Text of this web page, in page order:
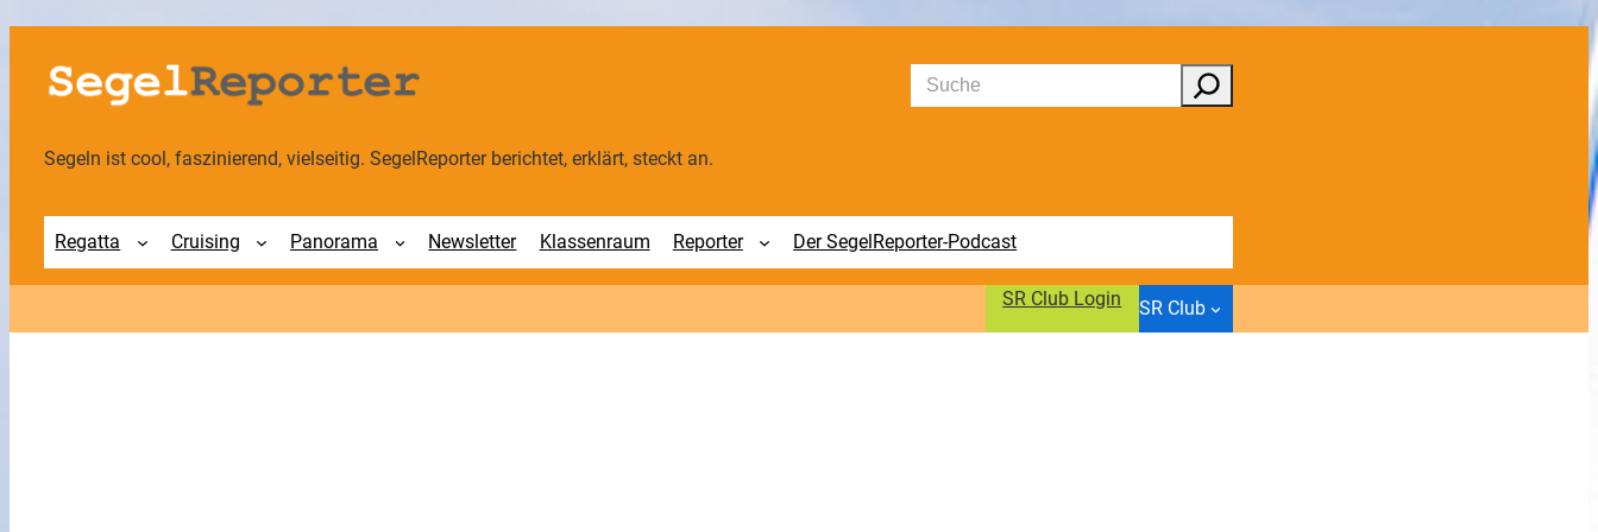
Zum
Inhalt
springen
Suchen
Segeln ist cool, faszinierend, vielseitig. SegelReporter berichtet, erklärt, steckt an.
Regatta Cruising Panorama Newsletter Klassenraum Reporter Der SegelReporter-Podcast
SR Club Login SR Club